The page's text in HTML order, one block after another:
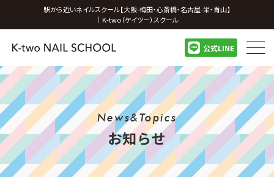
駅から近いネイルスクール【大阪-梅田・心斎橋・名古屋-栄・青山】
｜K-two（ケイツー）スクール
公式LINE
News&Topics
お知らせ